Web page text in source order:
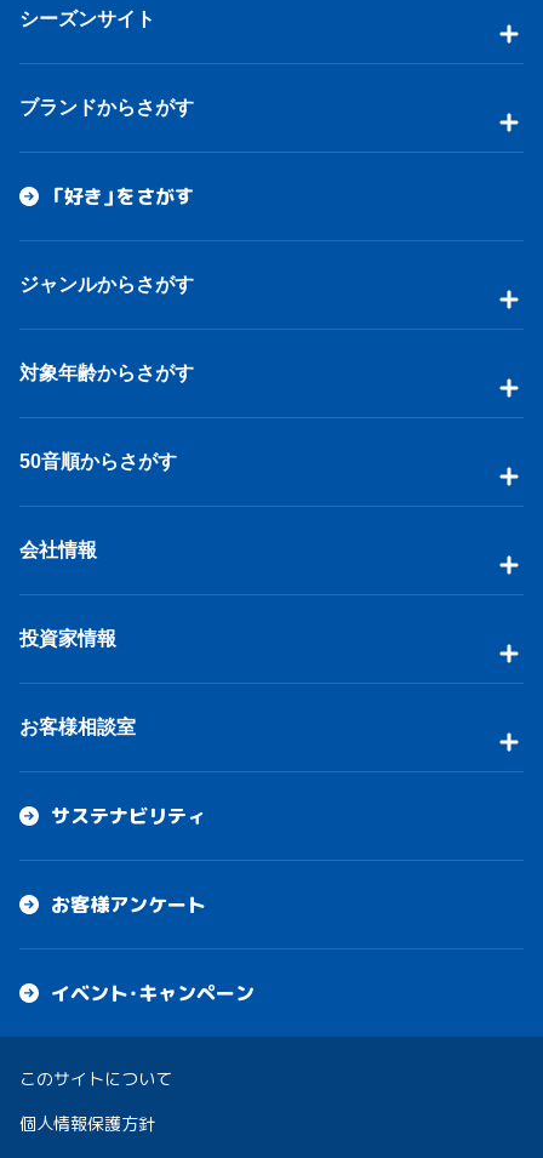
シーズンサイト
ブランドからさがす
「好き」をさがす
ジャンルからさがす
対象年齢からさがす
50音順からさがす
会社情報
投資家情報
お客様相談室
サステナビリティ
お客様アンケート
イベント・キャンペーン
このサイトについて
個人情報保護方針